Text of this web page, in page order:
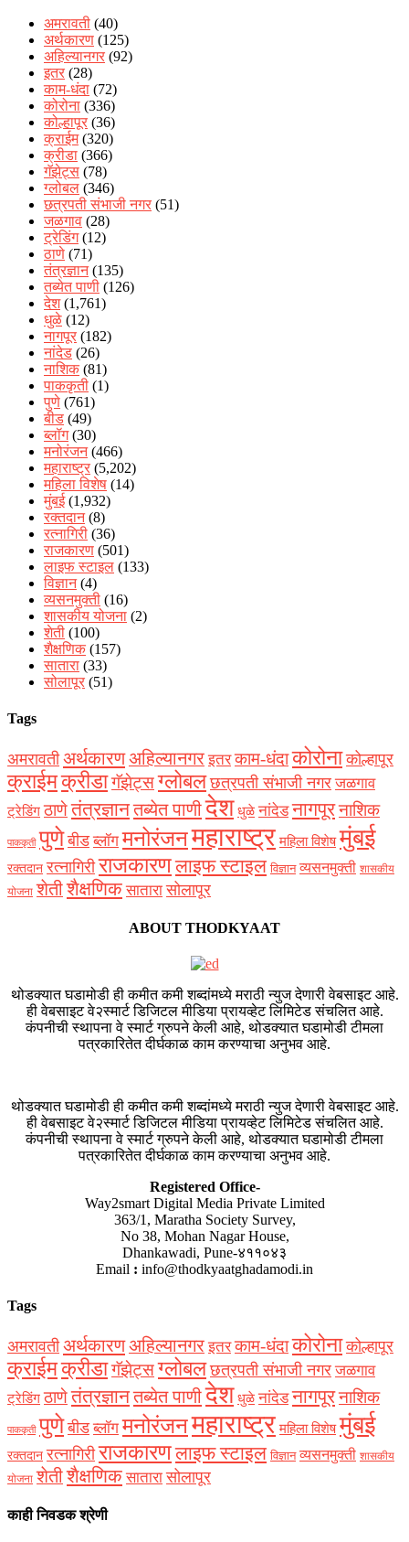
अमरावती (40)
अर्थकारण (125)
अहिल्यानगर (92)
इतर (28)
काम-धंदा (72)
कोरोना (336)
कोल्हापूर (36)
क्राईम(320)
क्रीडा (366)
गॅझेट्स (78)
ग्लोबल (346)
छत्रपती संभाजी नगर (51)
जळगाव (28)
ट्रेडिंग(12)
ठाणे (71)
तंत्रज्ञान(135)
तब्येत पाणी (126)
देश(1,761)
धुळे (12)
नागपूर (182)
नांदेड (26)
नाशिक (81)
पाककृती (1)
पुणे (761)
बीड (49)
ब्लॉग(30)
मनोरंजन(466)
महाराष्ट्र (5,202)
महिला विशेष (14)
मुंबई(1,932)
रक्‍तदान(8)
रत्नागिरी (36)
राजकारण (501)
लाइफ स्टाइल (133)
विज्ञान(4)
व्यसनमुक्ती (16)
शासकीय योजना (2)
शेती (100)
शैक्षणिक (157)
सातारा (33)
सोलापूर (51)
Tags
अमरावती अर्थकारणअहिल्यानगर इतर काम-धंदाकोरोना कोल्हापूर
क्राईमक्रीडागॅझेट्सग्लोबल छत्रपती संभाजी नगर जळगाव
ट्रेडिंग ठाणेतंत्रज्ञानतब्येत पाणीदेश धुळे नांदेड नागपूरनाशिक
पाककृती पुणे बीड ब्लॉग मनोरंजनमहाराष्ट्र महिला विशेष मुंबई
रक्‍तदान रत्नागिरी राजकारणलाइफ स्टाइल विज्ञान व्यसनमुक्ती शासकीय
योजना शेतीशैक्षणिक सातारा सोलापूर
ABOUT THODKYAAT
थोडक्यात घडामोडी ही कमीत कमी शब्दांमध्ये मराठी न्युज देणारी वेबसाइट आहे.
ही वेबसाइट वे२स्मार्ट डिजिटल मीडिया प्रायव्हेट लिमिटेड संचलित आहे.
कंपनीची स्थापना वे स्मार्ट ग्रुपने केली आहे, थोडक्यात घडामोडी टीमला
पत्रकारितेत दीर्घकाळ काम करण्याचा अनुभव आहे.
थोडक्यात घडामोडी ही कमीत कमी शब्दांमध्ये मराठी न्युज देणारी वेबसाइट आहे.
ही वेबसाइट वे२स्मार्ट डिजिटल मीडिया प्रायव्हेट लिमिटेड संचलित आहे.
कंपनीची स्थापना वे स्मार्ट ग्रुपने केली आहे, थोडक्यात घडामोडी टीमला
पत्रकारितेत दीर्घकाळ काम करण्याचा अनुभव आहे.
Registered Office-
Way2smart Digital Media Private Limited
363/1, Maratha Society Survey,
No 38, Mohan Nagar House,
Dhankawadi, Pune-४११०४३
Email : info@thodkyaatghadamodi.in
Tags
अमरावती अर्थकारणअहिल्यानगर इतर काम-धंदाकोरोना कोल्हापूर
क्राईमक्रीडागॅझेट्सग्लोबल छत्रपती संभाजी नगर जळगाव
ट्रेडिंग ठाणेतंत्रज्ञानतब्येत पाणीदेश धुळे नांदेड नागपूरनाशिक
पाककृती पुणे बीड ब्लॉग मनोरंजनमहाराष्ट्र महिला विशेष मुंबई
रक्‍तदान रत्नागिरी राजकारणलाइफ स्टाइल विज्ञान व्यसनमुक्ती शासकीय
योजना शेतीशैक्षणिक सातारा सोलापूर
काही निवडक श्रेणी